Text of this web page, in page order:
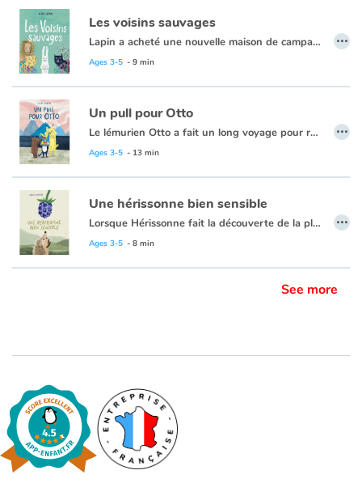
Les voisins sauvages
Lapin a acheté une nouvelle maison de campagne et les vacances ne vont pas tout à fait se passer comme prévu. Des bêtes sauvages ont envahi le jardin de Lapin. Il a très très peur ! Heureusement que sa maman est là... elle a peut-être trouvé la solution. Une petite fête, un peu de musique et une bonne tarte aux fraises peuvent faire des merveilles !
Ages 3-5 - 9 min
…
Un pull pour Otto
Le lémurien Otto a fait un long voyage pour rejoindre ses amis Lisa et Nils dans le Grand Nord. C’est là qu’il veut peindre la magnifique aurore boréale. Mais, la nuit est froide et son frêle pelage ne suffit pas… Lisa et Nils vont lui fabriquer un pull très spécial. Otto a vraiment des amis formidables !
Ages 3-5 - 13 min
…
Une hérissonne bien sensible
Lorsque Hérissonne fait la découverte de la plus belle et la plus juteuse des mûres, tout le monde semble savoir mieux qu’elle ce qu’il faut en faire… Et on peut faire bien des choses avec une mûre pareille. Hérissonne se laissera-t-elle influencer ou saura-t-elle suivre son instinct ?
Ages 3-5 - 8 min
…
See more